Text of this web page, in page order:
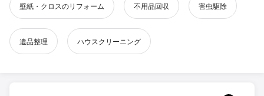
壁紙・クロスのリフォーム 不用品回収 害虫駆除
遺品整理 ハウスクリーニング